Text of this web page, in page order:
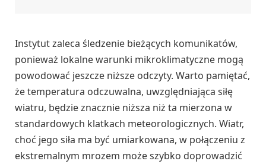
Instytut zaleca śledzenie bieżących komunikatów,
ponieważ lokalne warunki mikroklimatyczne mogą
powodować jeszcze niższe odczyty. Warto pamiętać,
że temperatura odczuwalna, uwzględniająca siłę
wiatru, będzie znacznie niższa niż ta mierzona w
standardowych klatkach meteorologicznych. Wiatr,
choć jego siła ma być umiarkowana, w połączeniu z
ekstremalnym mrozem może szybko doprowadzić